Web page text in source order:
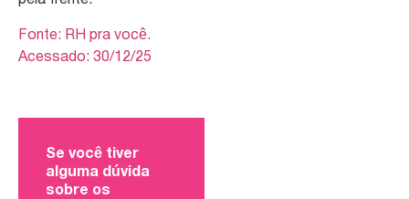
Fonte: RH pra você.
Acessado: 30/12/25
Se você tiver
alguma dúvida
sobre os